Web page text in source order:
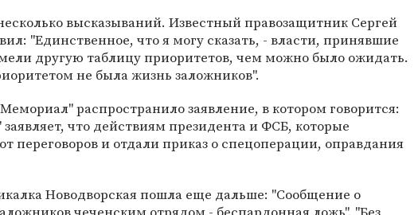
высказываний. Известный правозащитник Сергей
"Единственное, что я могу сказать, - власти, принявшие
другую таблицу приоритетов, чем можно было ожидать.
не была жизнь заложников".
распространило заявление, в котором говорится:
что действиям президента и ФСБ, которые
переговоров и отдали приказ о спецоперации, оправдания
Новодворская пошла еще дальше: "Сообщение о